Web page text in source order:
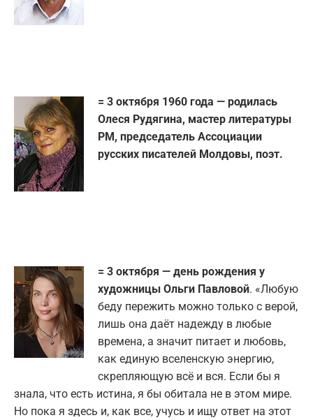
= 3 октября 1960 года — родилась
Олеся Рудягина, мастер литературы
РМ, председатель Ассоциации
русских писателей Молдовы, поэт.
= 3 октября — день рождения у
художницы Ольги Павловой. «Любую
беду пережить можно только с верой,
лишь она даёт надежду в любые
времена, а значит питает и любовь,
как единую вселенскую энергию,
скрепляющую всё и вся. Если бы я
знала, что есть истина, я бы обитала не в этом мире.
Но пока я здесь и, как все, учусь и ищу ответ на этот